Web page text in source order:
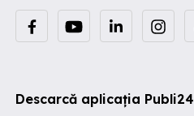
Descarcă aplicația Publi24